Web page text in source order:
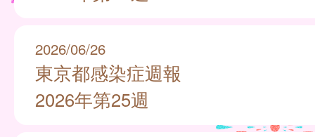
2026/06/26
東京都感染症週報
2026年第25週